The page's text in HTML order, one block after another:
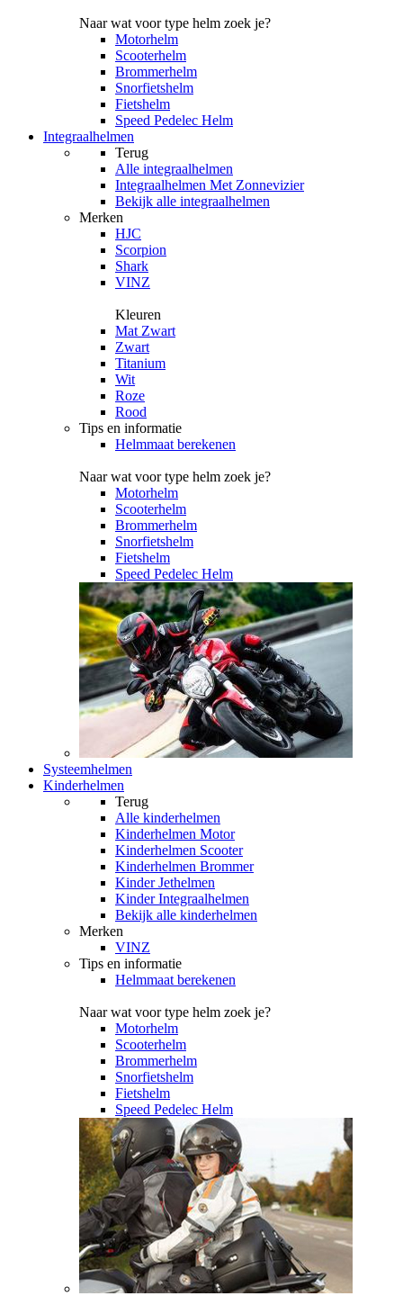
Naar wat voor type helm zoek je?
Motorhelm
Scooterhelm
Brommerhelm
Snorfietshelm
Fietshelm
Speed Pedelec Helm
Integraalhelmen
Terug
Alle integraalhelmen
Integraalhelmen Met Zonnevizier
Bekijk alle integraalhelmen
Merken
HJC
Scorpion
Shark
VINZ
Kleuren
Mat Zwart
Zwart
Titanium
Wit
Roze
Rood
Tips en informatie
Helmmaat berekenen
Naar wat voor type helm zoek je?
Motorhelm
Scooterhelm
Brommerhelm
Snorfietshelm
Fietshelm
Speed Pedelec Helm
Systeemhelmen
Kinderhelmen
Terug
Alle kinderhelmen
Kinderhelmen Motor
Kinderhelmen Scooter
Kinderhelmen Brommer
Kinder Jethelmen
Kinder Integraalhelmen
Bekijk alle kinderhelmen
Merken
VINZ
Tips en informatie
Helmmaat berekenen
Naar wat voor type helm zoek je?
Motorhelm
Scooterhelm
Brommerhelm
Snorfietshelm
Fietshelm
Speed Pedelec Helm